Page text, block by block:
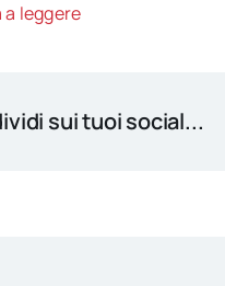
leggere
sui tuoi social...